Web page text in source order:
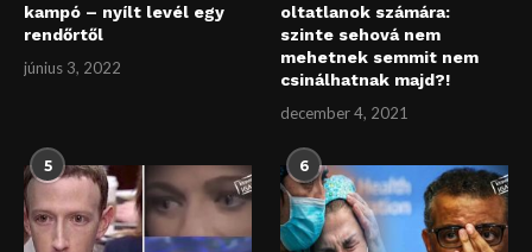
kampó – nyílt levél egy
rendőrtől
június 3, 2022
oltatlanok számára:
szinte sehová nem
mehetnek semmit nem
csinálhatnak majd?!
december 4, 2021
5 6